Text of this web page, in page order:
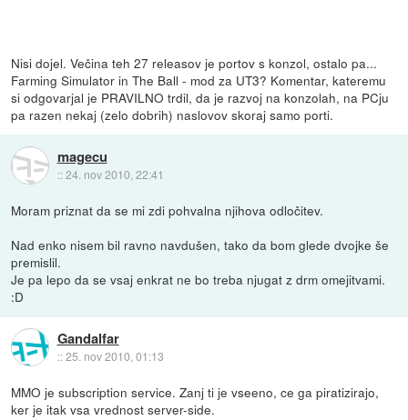
Nisi dojel. Večina teh 27 releasov je portov s konzol, ostalo pa...
Farming Simulator in The Ball - mod za UT3? Komentar, kateremu
si odgovarjal je PRAVILNO trdil, da je razvoj na konzolah, na PCju
pa razen nekaj (zelo dobrih) naslovov skoraj samo porti.
magecu
::24. nov 2010, 22:41
Moram priznat da se mi zdi pohvalna njihova odločitev.
Nad enko nisem bil ravno navdušen, tako da bom glede dvojke še
premislil.
Je pa lepo da se vsaj enkrat ne bo treba njugat z drm omejitvami.
:D
Gandalfar
::25. nov 2010, 01:13
MMO je subscription service. Zanj ti je vseeno, ce ga piratizirajo,
ker je itak vsa vrednost server-side.